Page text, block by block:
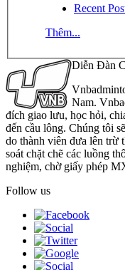
Recent
Thêm...
Diễn Đàn
Nam.
đích giao lưu, học hỏi,
đến cầu lông. Chúng tôi
do thành viên đưa lên trừ
soát chặt chẽ các luồng
nghiệm, chờ giấy phép
Follow us